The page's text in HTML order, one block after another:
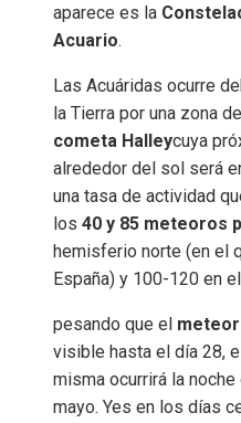
aparece es la
Acuario.
Las Acuáridas ocurre
la Tierra por una zona de
cometa Halleycuya
alrededor del sol será
una tasa de actividad
los 40 y 85 meteoros
hemisferio norte (en el
España) y 100-120 en
pesando que el
visible hasta el día 28,
misma ocurrirá la
mayo. Yes en los días